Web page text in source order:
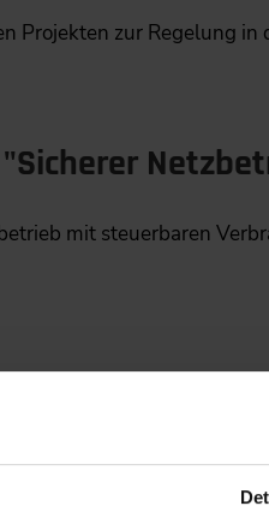
Projekten zur Regelung in
mit steuerbaren
der Energiewende